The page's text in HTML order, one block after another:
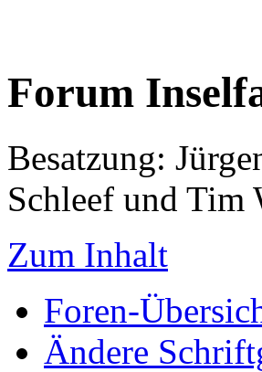
Forum
Besatzung:
Schleef und Tim
Zum Inhalt
Foren-
Ändere